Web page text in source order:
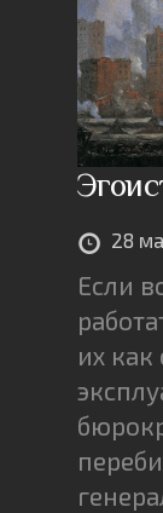
28
Если
их